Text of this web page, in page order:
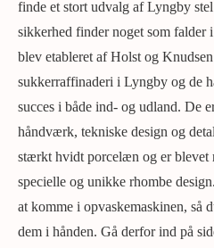
finde et stort udvalg af Lyngby
sikkerhed finder noget som
blev etableret af Holst og
sukkerraffinaderi i Lyngby og de
succes i både ind- og udland. De
håndværk, tekniske design og
stærkt hvidt porcelæn og er blevet
specielle og unikke rhombe
at komme i opvaskemaskinen, så
dem i hånden. Gå derfor ind på